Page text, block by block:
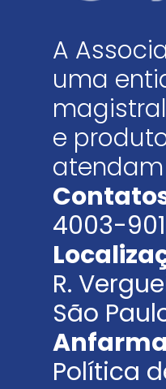
A
uma
e
4003-
R.
São
Política